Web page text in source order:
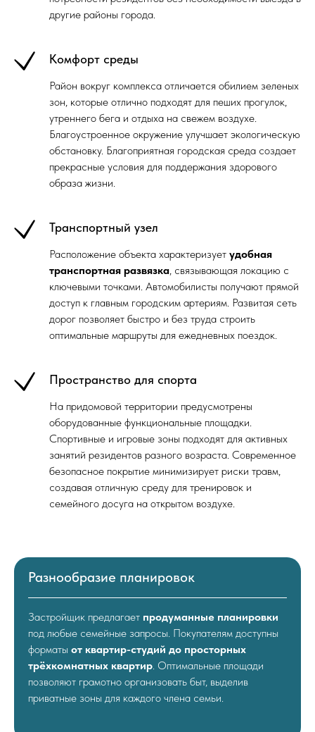
другие районы города.
Комфорт среды
Район вокруг комплекса отличается обилием зеленых
зон, которые отлично подходят для пеших прогулок,
утреннего бега и отдыха на свежем воздухе.
Благоустроенное окружение улучшает экологическую
обстановку. Благоприятная городская среда создает
прекрасные условия для поддержания здорового
образа жизни.
Транспортный узел
Расположение объекта характеризует удобная
транспортная развязка, связывающая локацию с
ключевыми точками. Автомобилисты получают прямой
доступ к главным городским артериям. Развитая сеть
дорог позволяет быстро и без труда строить
оптимальные маршруты для ежедневных поездок.
Пространство для спорта
На придомовой территории предусмотрены
оборудованные функциональные площадки.
Спортивные и игровые зоны подходят для активных
занятий резидентов разного возраста. Современное
безопасное покрытие минимизирует риски травм,
создавая отличную среду для тренировок и
семейного досуга на открытом воздухе.
Разнообразие планировок
Застройщик предлагает продуманные планировки
под любые семейные запросы. Покупателям доступны
форматы от квартир-студий до просторных
трёхкомнатных квартир. Оптимальные площади
позволяют грамотно организовать быт, выделив
приватные зоны для каждого члена семьи.